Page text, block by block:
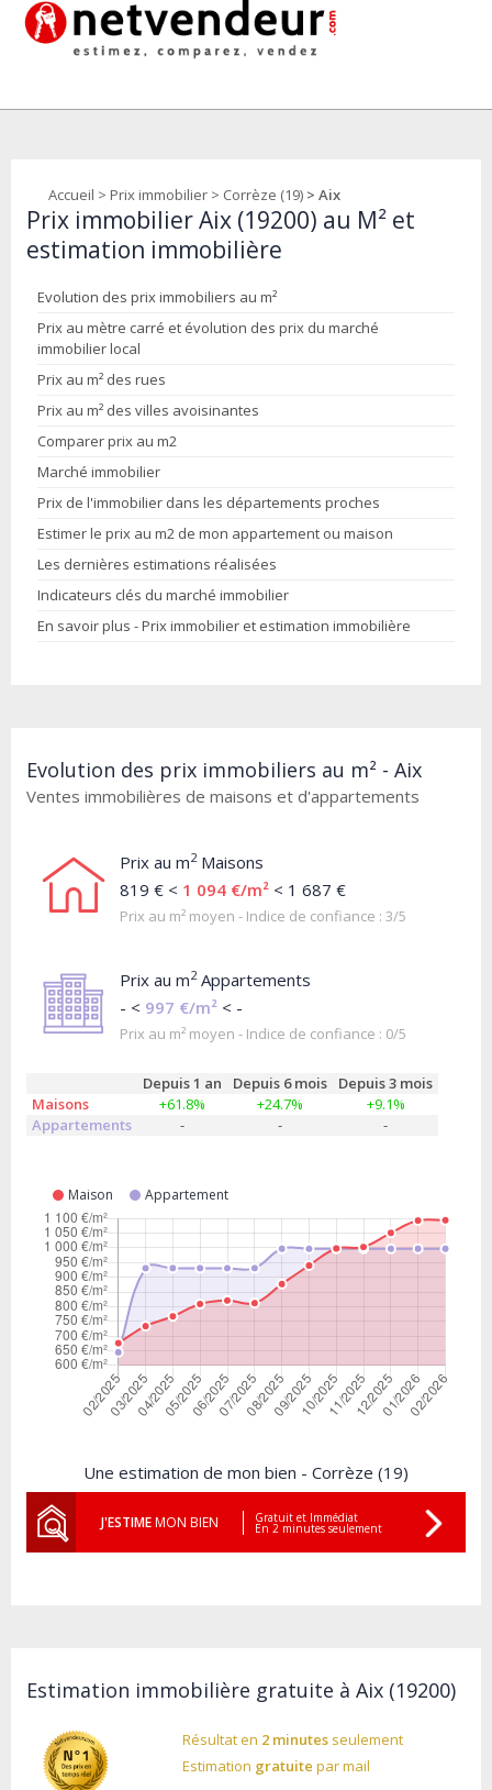
Accueil > Prix immobilier > Corrèze (19) > Aix
Prix immobilier Aix (19200) au M² et
estimation immobilière
Evolution des prix immobiliers au m²
Prix au mètre carré et évolution des prix du marché
immobilier local
Prix au m² des rues
Prix au m² des villes avoisinantes
Comparer prix au m2
Marché immobilier
Prix de l'immobilier dans les départements proches
Estimer le prix au m2 de mon appartement ou maison
Les dernières estimations réalisées
Indicateurs clés du marché immobilier
En savoir plus - Prix immobilier et estimation immobilière
Evolution des prix immobiliers au m² - Aix
Ventes immobilières de maisons et d'appartements
Prix au m2Maisons
819 € < 1 094 €/m² < 1 687 €
Prix au m² moyen - Indice de confiance : 3/5
Prix au m2Appartements
- < 997 €/m² < -
Prix au m² moyen - Indice de confiance : 0/5
Depuis 1 an Depuis 6 mois
Depuis 3 mois
Maisons
+61.8% +24.7%
+9.1%
Appartements
- - -
Maison Appartement
Une estimation de mon bien - Corrèze (19)
J'ESTIMEMON BIEN Gratuit et Immédiat
En 2 minutes seulement
Estimation immobilière gratuite à Aix (19200)
Résultat en 2 minutesseulement
Estimation gratuite par mail